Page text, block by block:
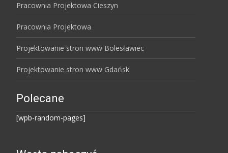
Pracownia Projektowa Cieszyn
Pracownia Projektowa
Projektowanie stron www Bolesławiec
Projektowanie stron www Gdańsk
Polecane
[wpb-random-pages]